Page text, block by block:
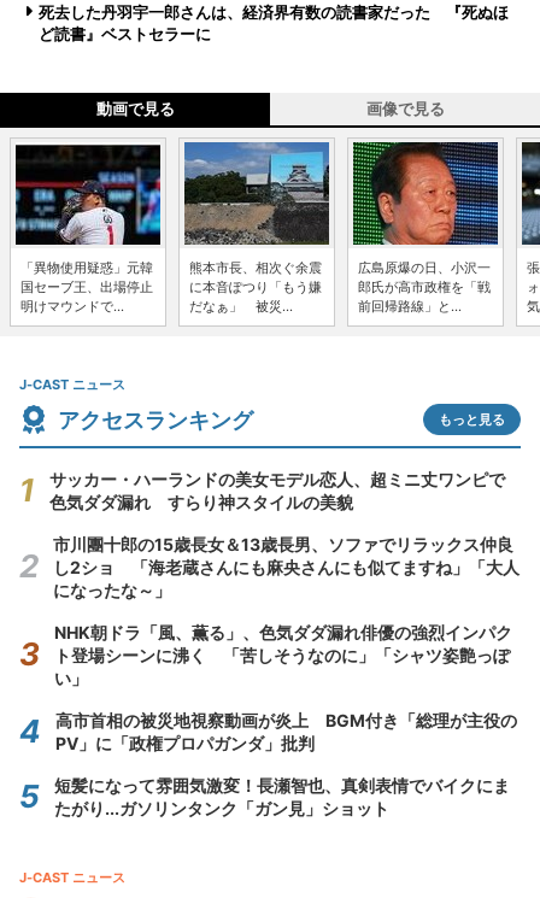
死去した丹羽宇一郎さんは、経済界有数の読書家だった 『死ぬほ
ど読書』ベストセラーに
動画で見る 画像で見る
「異物使用疑惑」元韓
国セーブ王、出場停止
明けマウンドで...
熊本市長、相次ぐ余震
に本音ぽつり「もう嫌
だなぁ」 被災...
広島原爆の日、小沢一
郎氏が高市政権を「戦
前回帰路線」と...
J-CAST ニュース
アクセスランキング もっと見る
サッカー・ハーランドの美女モデル恋人、超ミニ丈ワンピで
色気ダダ漏れ すらり神スタイルの美貌
市川團十郎の15歳長女＆13歳長男、ソファでリラックス仲良
し2ショ 「海老蔵さんにも麻央さんにも似てますね」「大人
になったな～」
NHK朝ドラ「風、薫る」、色気ダダ漏れ俳優の強烈インパク
ト登場シーンに沸く 「苦しそうなのに」「シャツ姿艶っぽ
い」
高市首相の被災地視察動画が炎上 BGM付き「総理が主役の
PV」に「政権プロパガンダ」批判
短髪になって雰囲気激変！長瀬智也、真剣表情でバイクにま
たがり...ガソリンタンク「ガン見」ショット
J-CAST ニュース